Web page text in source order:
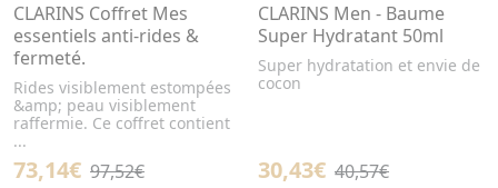
CLARINS Coffret Mes
essentiels anti-rides &
fermeté.
Rides visiblement estompées
&amp; peau visiblement
raffermie. Ce coffret contient
...
73,14€ 97,52€
CLARINS Men - Baume
Super Hydratant 50ml
Super hydratation et envie de
cocon
30,43€ 40,57€